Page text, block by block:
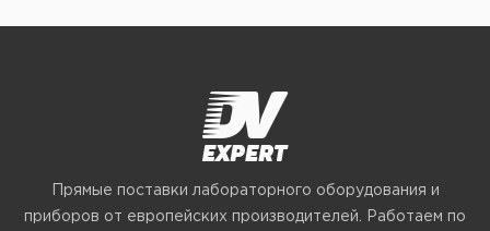
Прямые поставки лабораторного оборудования и
приборов от европейских производителей. Работаем по